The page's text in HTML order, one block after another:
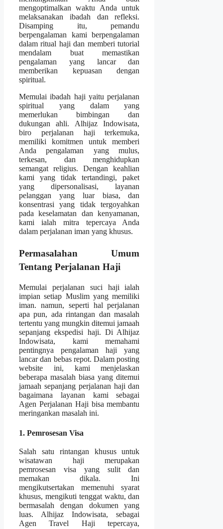
mengoptimalkan waktu Anda untuk
melaksanakan ibadah dan refleksi.
Disamping itu, pemandu
berpengalaman kami berpengalaman
dalam ritual haji dan memberi tutorial
mendalam buat memastikan
pengalaman yang lancar dan
memberikan kepuasan dengan
spiritual.
Memulai ibadah haji yaitu perjalanan
spiritual yang dalam yang
memerlukan bimbingan dan
dukungan ahli. Alhijaz Indowisata,
biro perjalanan haji terkemuka,
memiliki komitmen untuk memberi
Anda pengalaman yang mulus,
terkesan, dan menghidupkan
semangat religius. Dengan keahlian
kami yang tidak tertandingi, paket
yang dipersonalisasi, layanan
pelanggan yang luar biasa, dan
konsentrasi yang tidak tergoyahkan
pada keselamatan dan kenyamanan,
kami ialah mitra tepercaya Anda
dalam perjalanan iman yang khusus.
Permasalahan Umum
Tentang Perjalanan Haji
Memulai perjalanan suci haji ialah
impian setiap Muslim yang memiliki
iman. namun, seperti hal perjalanan
apa pun, ada rintangan dan masalah
tertentu yang mungkin ditemui jamaah
sepanjang ekspedisi haji. Di Alhijaz
Indowisata, kami memahami
pentingnya pengalaman haji yang
lancar dan bebas repot. Dalam posting
website ini, kami menjelaskan
beberapa masalah biasa yang ditemui
jamaah sepanjang perjalanan haji dan
bagaimana layanan kami sebagai
Agen Perjalanan Haji bisa membantu
meringankan masalah ini.
1. Pemrosesan Visa
Salah satu rintangan khusus untuk
wisatawan haji merupakan
pemrosesan visa yang sulit dan
memakan dikala. Ini
mengikutsertakan memenuhi syarat
khusus, mengikuti tenggat waktu, dan
bermasalah dengan dokumen yang
luas. Alhijaz Indowisata, sebagai
Agen Travel Haji tepercaya,